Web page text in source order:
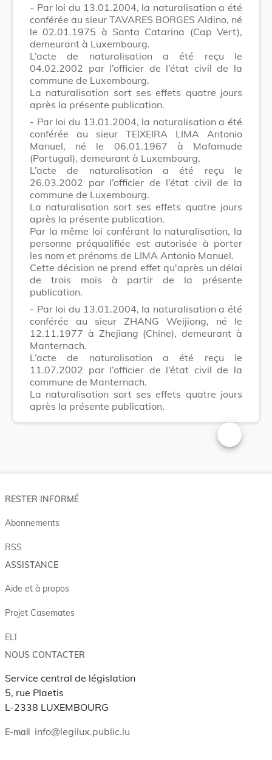
- Par loi du 13.01.2004, la naturalisation a été
conférée au sieur TAVARES BORGES Aldino, né
le 02.01.1975 à Santa Catarina (Cap Vert),
demeurant à Luxembourg.
L’acte de naturalisation a été reçu le
04.02.2002 par l’officier de l’état civil de la
commune de Luxembourg.
La naturalisation sort ses effets quatre jours
après la présente publication.
- Par loi du 13.01.2004, la naturalisation a été
conférée au sieur TEIXEIRA LIMA Antonio
Manuel, né le 06.01.1967 à Mafamude
(Portugal), demeurant à Luxembourg.
L’acte de naturalisation a été reçu le
26.03.2002 par l’officier de l’état civil de la
commune de Luxembourg.
La naturalisation sort ses effets quatre jours
après la présente publication.
Par la même loi conférant la naturalisation, la
personne préqualifiée est autorisée à porter
les nom et prénoms de LIMA Antonio Manuel.
Cette décision ne prend effet qu'après un délai
de trois mois à partir de la présente
publication.
- Par loi du 13.01.2004, la naturalisation a été
conférée au sieur ZHANG Weijiong, né le
12.11.1977 à Zhejiang (Chine), demeurant à
Manternach.
L’acte de naturalisation a été reçu le
11.07.2002 par l’officier de l’état civil de la
commune de Manternach.
La naturalisation sort ses effets quatre jours
après la présente publication.
Changer la
RESTER INFORMÉ
Abonnements
RSS
ASSISTANCE
Aide et à propos
Projet Casemates
ELI
NOUS CONTACTER
Service central de législation
5, rue Plaetis
L-2338 LUXEMBOURG
E-mail info@legilux.public.lu